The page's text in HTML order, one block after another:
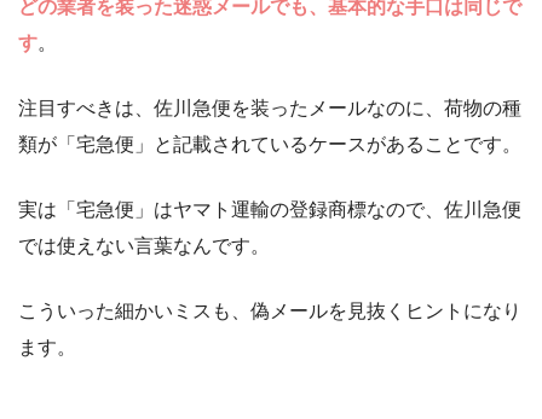
どの業者を装った迷惑メールでも、基本的な手口は同じで
す。
注目すべきは、佐川急便を装ったメールなのに、荷物の種
類が「宅急便」と記載されているケースがあることです。
実は「宅急便」はヤマト運輸の登録商標なので、佐川急便
では使えない言葉なんです。
こういった細かいミスも、偽メールを見抜くヒントになり
ます。